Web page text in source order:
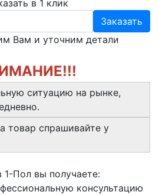
в 1 клик
Заказать
Вам и уточним детали
ситуацию на рынке,
товар спрашивайте у
1-Пол вы получаете:
консультацию